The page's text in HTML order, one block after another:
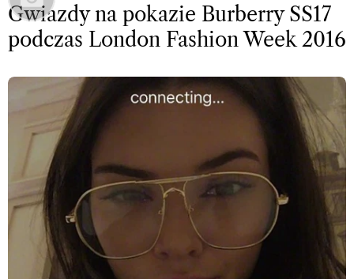
Gwiazdy na pokazie Burberry SS17
podczas London Fashion Week 2016